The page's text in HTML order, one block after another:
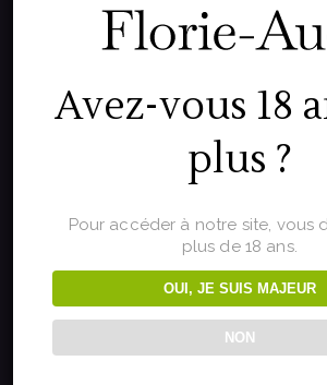
Pardon
Nous
sur quelque
de
revenez
Avez-vous 18
plus ?
Pour accéder à notre site, vous
plus de 18 ans.
OUI, JE SUIS MAJEUR
NON